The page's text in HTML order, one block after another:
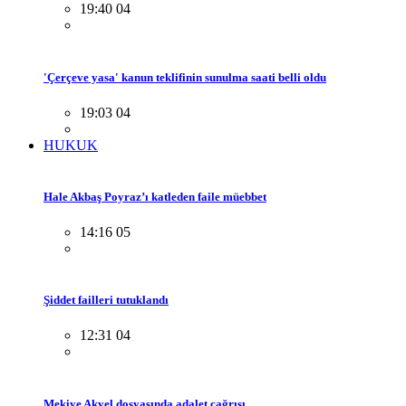
19:40 04
'Çerçeve yasa' kanun teklifinin sunulma saati belli oldu
19:03 04
HUKUK
Hale Akbaş Poyraz’ı katleden faile müebbet
14:16 05
Şiddet failleri tutuklandı
12:31 04